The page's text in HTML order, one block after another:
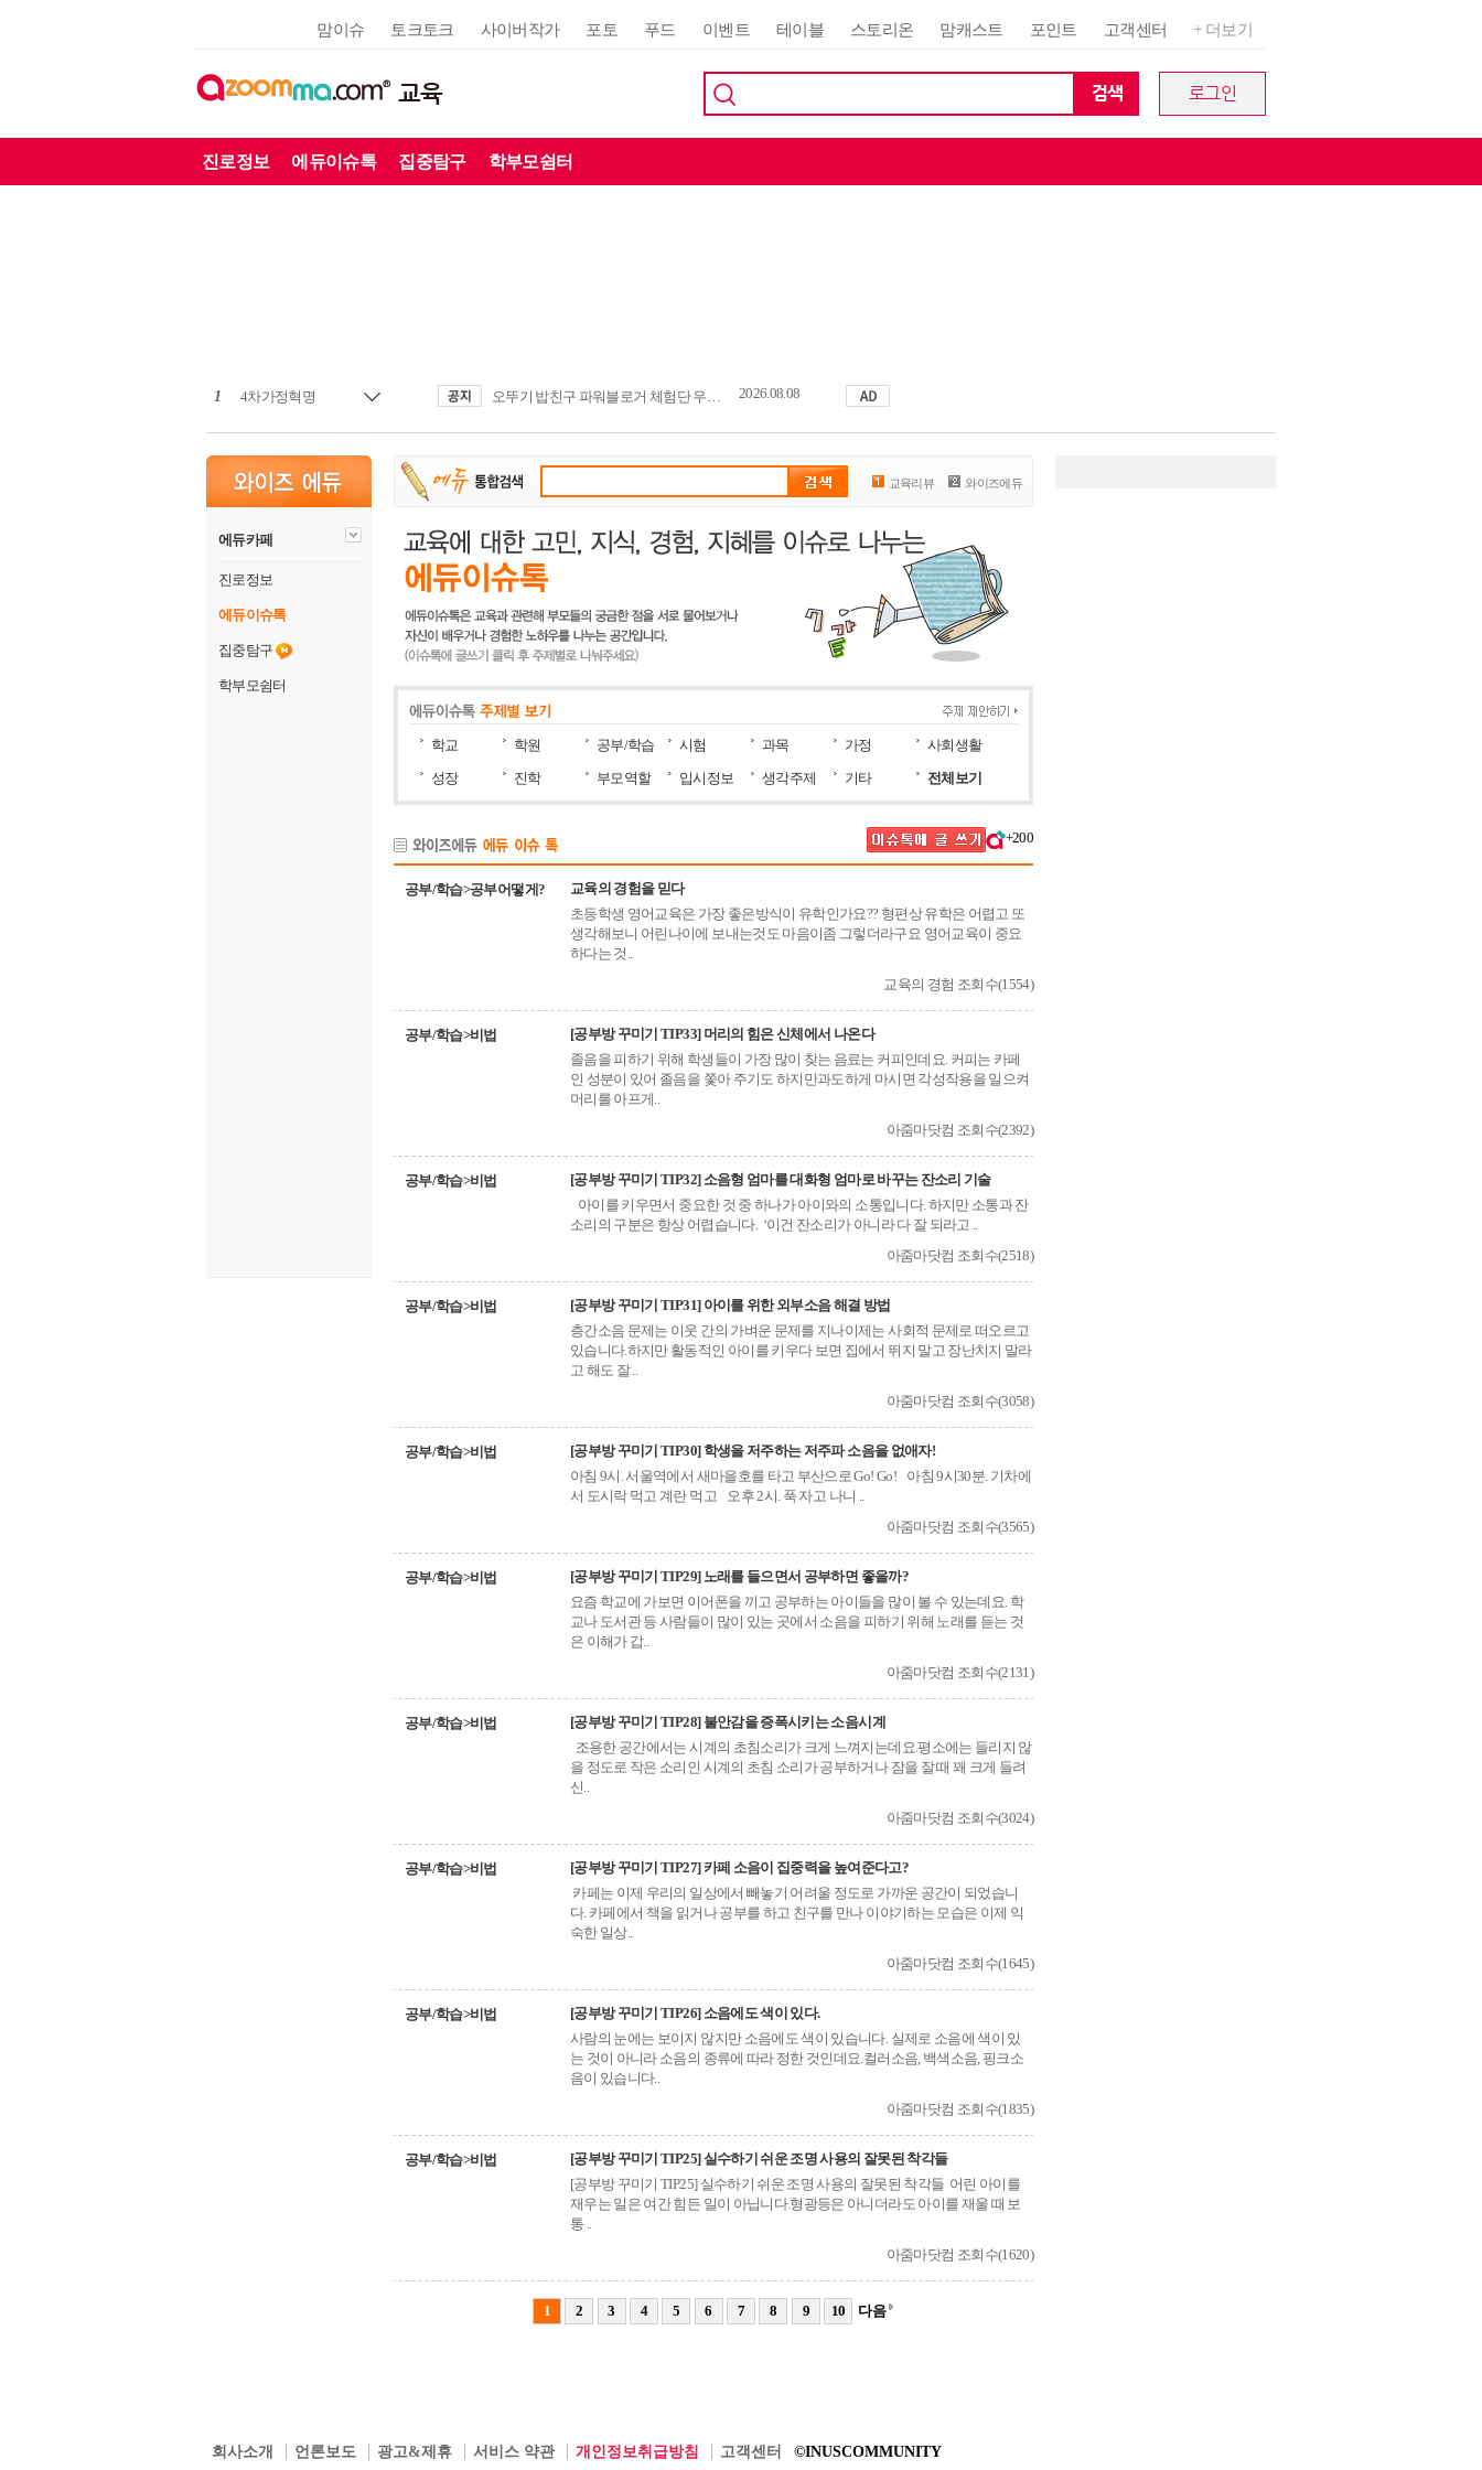
맘이슈 토크토크 사이버작가 포토 푸드 이벤트 테이블 스토리온 맘캐스트 포인트 고객센터 + 더보기
교육 검색 로그인
진로정보 에듀이슈톡 집중탐구 학부모쉼터
1 4차가정혁명 오뚜기 밥친구 파워블로거 체험단 우수활동자 발표 2026.08.08
에듀카페
진로정보
에듀이슈톡
집중탐구
학부모쉼터
교육리뷰 와이즈에듀
학교 학원 공부/학습 시험 과목 가정
사회생활
성장
진학 부모역할 입시정보 생각주제 기타 전체보기
+200
공부/학습>공부어떻게?
교육의 경험을 믿다
초등학생 영어교육은 가장 좋은방식이 유학인가요?? 형편상 유학은 어렵고 또
생각해보니 어린나이에 보내는것도 마음이좀 그렇더라구요 영어교육이 중요
하다는 것..
교육의 경험 조회수(1554)
공부/학습>비법
[공부방 꾸미기 TIP33] 머리의 힘은 신체에서 나온다
졸음을 피하기 위해 학생들이 가장 많이 찾는 음료는 커피인데요. 커피는 카페
인 성분이 있어 졸음을 쫓아 주기도 하지만과도하게 마시면 각성작용을 일으켜
머리를 아프게..
아줌마닷컴 조회수(2392)
공부/학습>비법
[공부방 꾸미기 TIP32] 소음형 엄마를 대화형 엄마로 바꾸는 잔소리 기술
아이를 키우면서 중요한 것 중 하나가 아이와의 소통입니다. 하지만 소통과 잔
소리의 구분은 항상 어렵습니다. ‘이건 잔소리가 아니라 다 잘 되라고 ..
아줌마닷컴 조회수(2518)
공부/학습>비법
[공부방 꾸미기 TIP31] 아이를 위한 외부소음 해결 방법
층간소음 문제는 이웃 간의 가벼운 문제를 지나이제는 사회적 문제로 떠오르고
있습니다.하지만 활동적인 아이를 키우다 보면 집에서 뛰지 말고 장난치지 말라
고 해도 잘 ..
아줌마닷컴 조회수(3058)
공부/학습>비법
[공부방 꾸미기 TIP30] 학생을 저주하는 저주파 소음을 없애자!
아침 9시. 서울역에서 새마을호를 타고 부산으로 Go! Go! 아침 9시30분. 기차에
서 도시락 먹고 계란 먹고 오후 2시. 푹 자고 나니 ..
아줌마닷컴 조회수(3565)
공부/학습>비법
[공부방 꾸미기 TIP29] 노래를 들으면서 공부하면 좋을까?
요즘 학교에 가보면 이어폰을 끼고 공부하는 아이들을 많이 볼 수 있는데요. 학
교나 도서관 등 사람들이 많이 있는 곳에서 소음을 피하기 위해 노래를 듣는 것
은 이해가 갑..
아줌마닷컴 조회수(2131)
공부/학습>비법
[공부방 꾸미기 TIP28] 불안감을 증폭시키는 소음시계
조용한 공간에서는 시계의 초침소리가 크게 느껴지는데요.평소에는 들리지 않
을 정도로 작은 소리인 시계의 초침 소리가 공부하거나 잠을 잘 때 꽤 크게 들려
신..
아줌마닷컴 조회수(3024)
공부/학습>비법
[공부방 꾸미기 TIP27] 카페 소음이 집중력을 높여준다고?
카페는 이제 우리의 일상에서 빼놓기 어려울 정도로 가까운 공간이 되었습니
다. 카페에서 책을 읽거나 공부를 하고 친구를 만나 이야기하는 모습은 이제 익
숙한 일상..
아줌마닷컴 조회수(1645)
공부/학습>비법
[공부방 꾸미기 TIP26] 소음에도 색이 있다.
사람의 눈에는 보이지 않지만 소음에도 색이 있습니다. 실제로 소음에 색이 있
는 것이 아니라 소음의 종류에 따라 정한 것인데요.컬러소음, 백색소음, 핑크소
음이 있습니다..
아줌마닷컴 조회수(1835)
공부/학습>비법
[공부방 꾸미기 TIP25] 실수하기 쉬운 조명 사용의 잘못된 착각들
[공부방 꾸미기 TIP25] 실수하기 쉬운 조명 사용의 잘못된 착각들 어린 아이를
재우는 일은 여간 힘든 일이 아닙니다.형광등은 아니더라도 아이를 재울 때 보
통 ..
아줌마닷컴 조회수(1620)
1 2 3 4 5 6 7 8 9 10 다음